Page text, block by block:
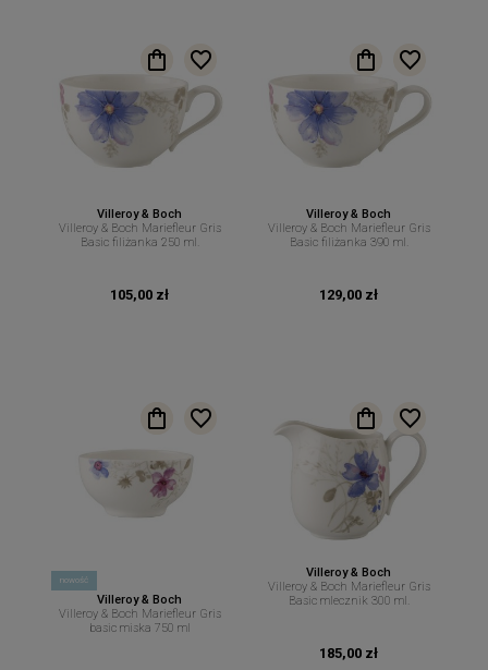
Villeroy & Boch
Villeroy & Boch Mariefleur Gris
Basic filiżanka 250 ml.
105,00 zł
Villeroy & Boch
Villeroy & Boch Mariefleur Gris
Basic filiżanka 390 ml.
129,00 zł
nowość
Villeroy & Boch
Villeroy & Boch Mariefleur Gris
basic miska 750 ml
Villeroy & Boch
Villeroy & Boch Mariefleur Gris
Basic mlecznik 300 ml.
185,00 zł